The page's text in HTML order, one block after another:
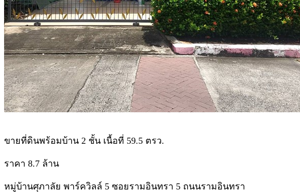
ขายที่ดินพร้อมบ้าน 2 ชั้น เนื้อที่ 59.5 ตรว.
ราคา 8.7 ล้าน
หมู่บ้านศุภาลัย พาร์ควิลล์ 5 ซอยรามอินทรา 5 ถนนรามอินทรา